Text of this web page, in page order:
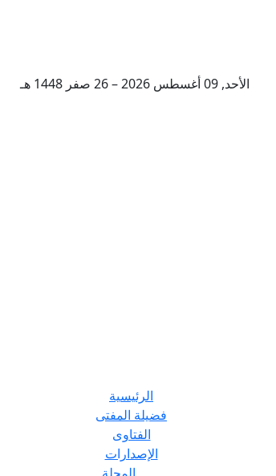
الأحد, 09 أغسطس 2026 – 26 صفر 1448 هـ
الرئيسية
فضيلة المفتى
الفتاوى
الإصدارات